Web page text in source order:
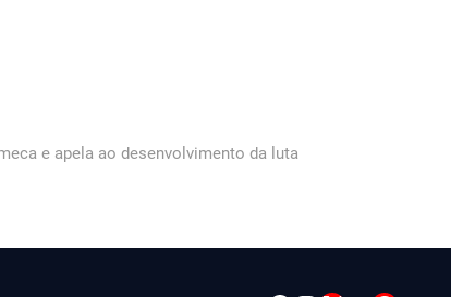
e apela ao desenvolvimento da luta